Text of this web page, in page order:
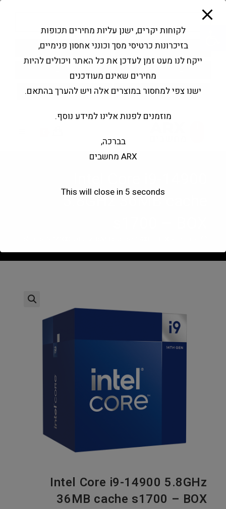
פתח סרגל נגישות
Products
search
החשבון שלי בקשה להצעה
5.8GHz 36MB cache
Intel Core i9-14900 5.8GHz
36MB cache s1700 – BOX
לקוחות יקרים, ישנן עליות מחירים תכופות
בזיכרונות כרטיסי מסך וכונני אחסון פנימיים,
ייקח לנו מעט זמן לעדכן את כל האתר ויכולים להיות
מחירים שאינם מעודכנים
ישנו צפי למחסור במוצרים אלה ויש להערך בהתאם.
מוזמנים לפנות אלינו למידע נוסף.
בברכה,
ARX מחשבים
This will close in 5 seconds